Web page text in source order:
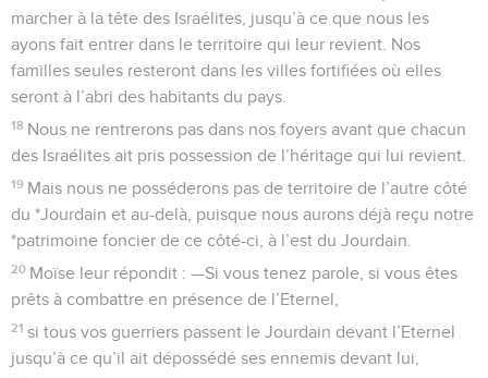
marcher à la tête des Israélites, jusqu’à ce que nous les
ayons fait entrer dans le territoire qui leur revient. Nos
familles seules resteront dans les villes fortifiées où elles
seront à l’abri des habitants du pays.
18 Nous ne rentrerons pas dans nos foyers avant que chacun
des Israélites ait pris possession de l’héritage qui lui revient.
19 Mais nous ne posséderons pas de territoire de l’autre côté
du *Jourdain et au-delà, puisque nous aurons déjà reçu notre
*patrimoine foncier de ce côté-ci, à l’est du Jourdain.
20 Moïse leur répondit : —Si vous tenez parole, si vous êtes
prêts à combattre en présence de l’Eternel,
21 si tous vos guerriers passent le Jourdain devant l’Eternel
jusqu’à ce qu’il ait dépossédé ses ennemis devant lui,